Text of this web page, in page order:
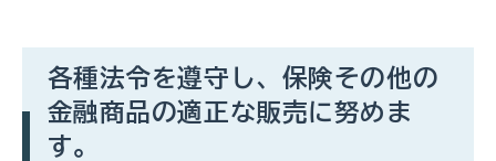
各種法令を遵守し、保険その他の
金融商品の適正な販売に努めま
す。